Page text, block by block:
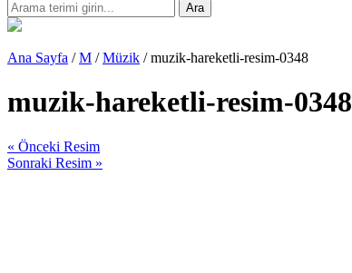
Ara
Ana Sayfa /M /Müzik / muzik-hareketli-resim-0348
muzik-hareketli-resim-0348
« Önceki Resim
Sonraki Resim »